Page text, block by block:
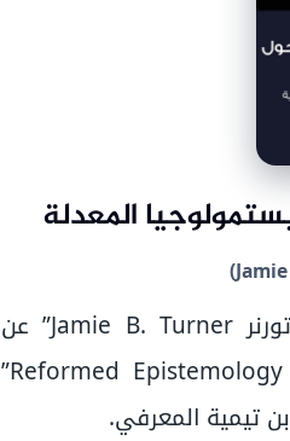
المعدلة
هذه ترجمة لورقة بحثية للباحث “جيمي بي. تورنر Jamie B. Turner” عن
“الرؤية الإسلامية حول الابستمولوجيا المعدلة Reformed Epistemology”
تيمية المعرفي.